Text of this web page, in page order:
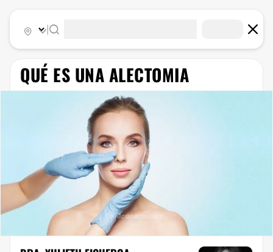
QUÉ ES UNA ALECTOMIA